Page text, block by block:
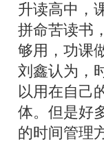
升读高中，
拼命苦读书
够用，功课
刘鑫认为，
以用在自己
体。但是好
的时间管理